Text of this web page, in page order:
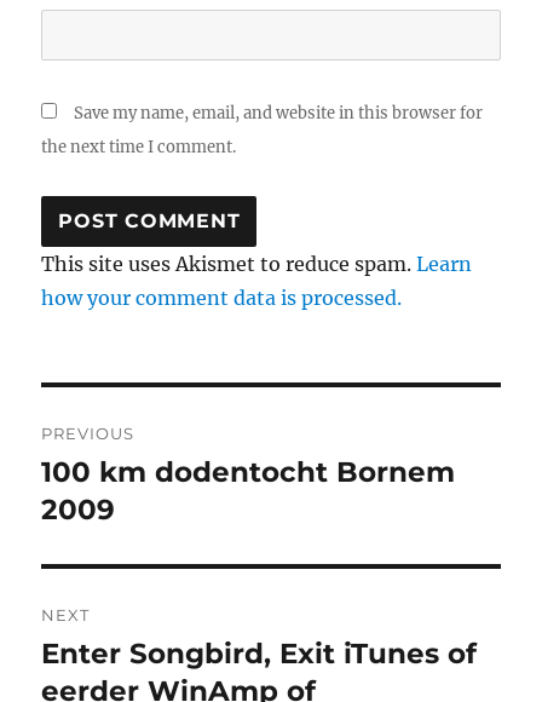
Save my name, email, and website in this browser for
the next time I comment.
This site uses Akismet to reduce spam.Learn
how your comment data is processed.
navigation
PREVIOUS
Previous
post:
100 km dodentocht Bornem
2009
NEXT
Next
post:
Enter Songbird, Exit iTunes of
eerder WinAmp of